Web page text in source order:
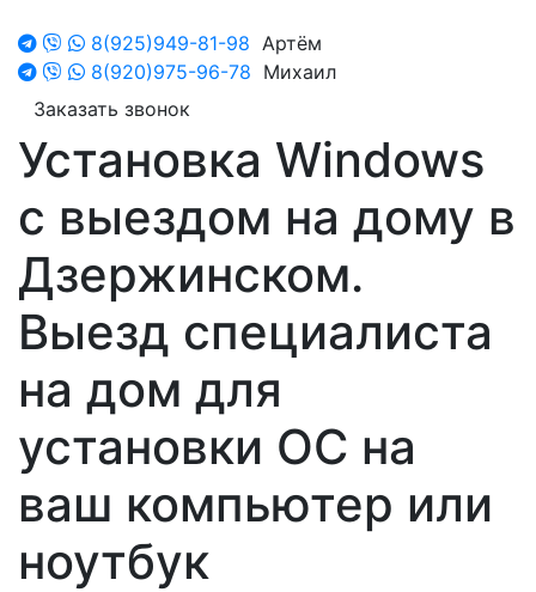
8(925)949-81-98 Артём
8(920)975-96-78 Михаил
Заказать звонок
Установка Windows
с выездом на дому в
Дзержинском.
Выезд специалиста
на дом для
установки ОС на
ваш компьютер или
ноутбук